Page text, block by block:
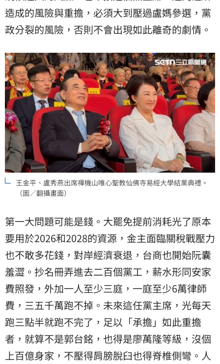
造成的風險與重擔，必須大到壓過盧媽參選，黨
政分裂的風險，否則不會出現如此離奇的劇情。
王金平、盧秀燕出席禪機山唯心聖教仙佛寺易經大學結業典禮。
（圖／翻攝畫面）
第一大問題可能是錢。大罷免提前消耗光了原本
要用於2026和2028的資源，金主面臨關稅戰壓力
也不敢多花錢，對岸經濟衰退，台商也開始阮囊
羞澀。抄名冊弄進去二百個黨工，薪水形同安家
費照發，外加一人至少三庭，一庭至少6萬律師
費，三五千萬跑不掉。未來這任黨主席，光每天
跑三點半就跑不完了，足以「承擔」如此重擔
者，就算不是郭台銘，也得是廖萬隆等級，沒個
上百億身家，不壓得肩膀脫臼也得脊椎側彎。人